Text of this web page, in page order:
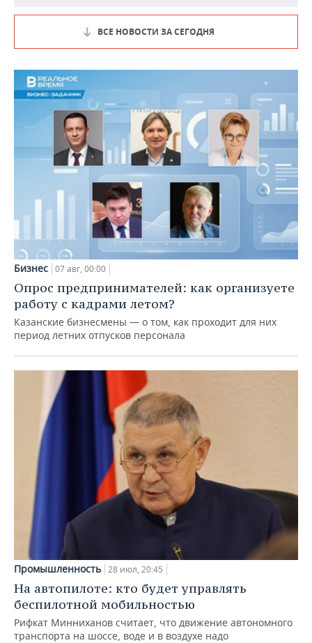
ВСЕ НОВОСТИ ЗА СЕГОДНЯ
Бизнес 07 авг, 00:00
Опрос предпринимателей: как организуете
работу с кадрами летом?
Казанские бизнесмены — о том, как проходит для них
период летних отпусков персонала
Промышленность 28 июл, 20:45
На автопилоте: кто будет управлять
беспилотной мобильностью
Рифкат Минниханов считает, что движение автономного
транспорта на шоссе, воде и в воздухе надо